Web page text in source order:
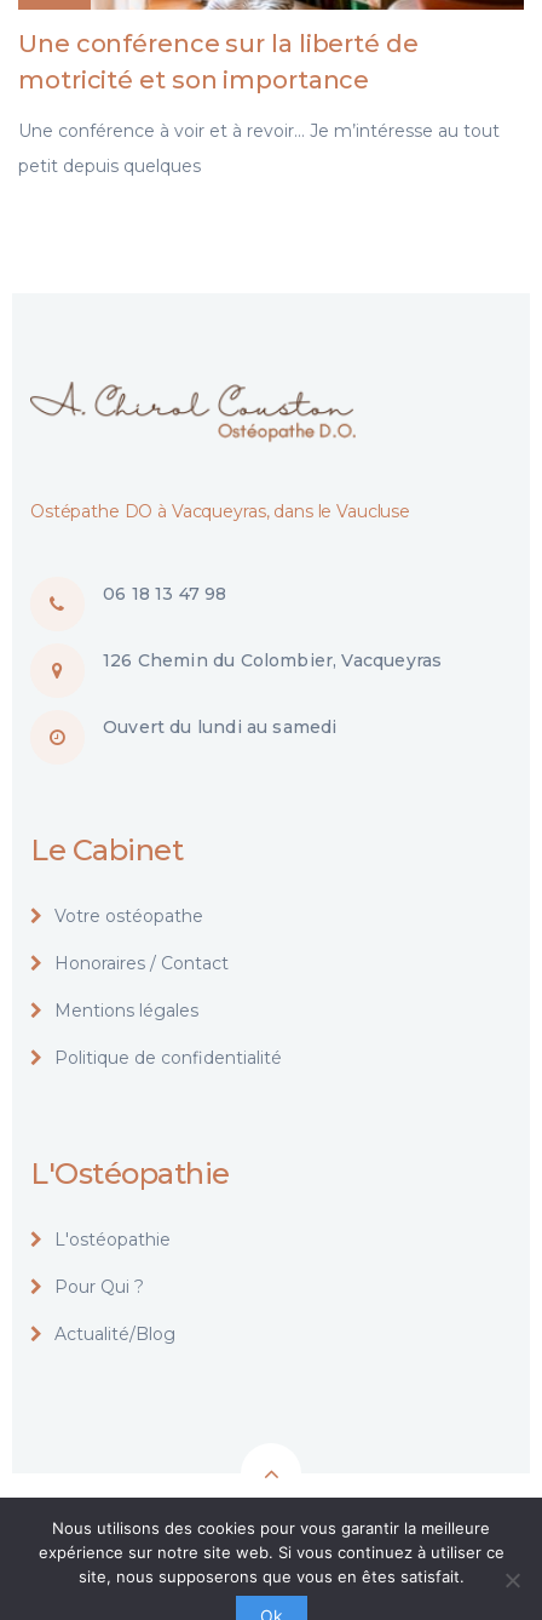
Une conférence sur la liberté de
motricité et son importance
Une conférence à voir et à revoir… Je m’intéresse au tout
petit depuis quelques
Ostépathe DO à Vacqueyras, dans le Vaucluse
06 18 13 47 98
126 Chemin du Colombier, Vacqueyras
Ouvert du lundi au samedi
Le Cabinet
Votre ostéopathe
Honoraires / Contact
Mentions légales
Politique de confidentialité
L'Ostéopathie
L'ostéopathie
Pour Qui ?
Actualité/Blog
© 2020
Nous utilisons des cookies pour vous garantir la meilleure
expérience sur notre site web. Si vous continuez à utiliser ce
site, nous supposerons que vous en êtes satisfait.
Ok